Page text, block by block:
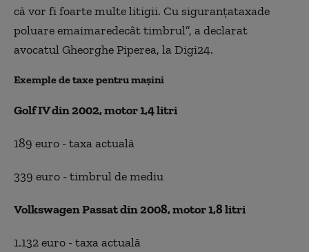
că vor fi foarte multe litigii. Cu siguranţataxade
poluare emaimaredecât timbrul”, a declarat
avocatul Gheorghe Piperea, la Digi24.
Exemple de taxe pentru maşini
Golf IV din 2002, motor 1,4 litri
189 euro - taxa actuală
339 euro - timbrul de mediu
Volkswagen Passat din 2008, motor 1,8 litri
1.132 euro - taxa actuală